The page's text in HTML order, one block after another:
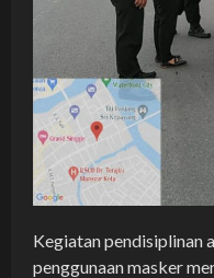
Kegiatan pendisiplinan
penggunaan masker